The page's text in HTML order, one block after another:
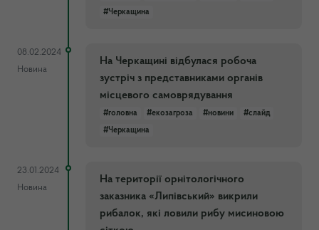
#Черкащина
08.02.2024
Новина
На Черкащині відбулася робоча
зустріч з представниками органів
місцевого самоврядування
#головна #екозагроза #новини
#слайд
#Черкащина
23.01.2024
Новина
На території орнітологічного
заказника «Липівський» викрили
рибалок, які ловили рибу мисиновою